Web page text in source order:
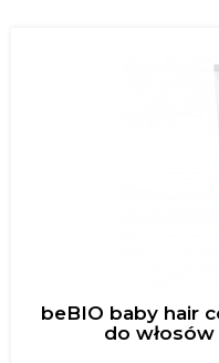
beBIO baby hair
do włosów